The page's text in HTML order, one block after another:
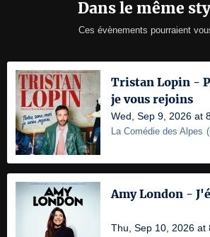
Dans le même
Ces évènements pourraient
Tristan Lopin -
je vous rejoins
Wed, Sep 9, 2026 at
La Comédie des Alpes (
Amy London -
Thu, Sep 10, 2026 at